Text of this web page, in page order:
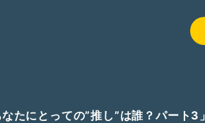
たにとっての”推し”は誰？パート3」